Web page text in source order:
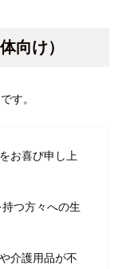
向け）
す。
お喜び申し上
つ方々への生
介護用品が不